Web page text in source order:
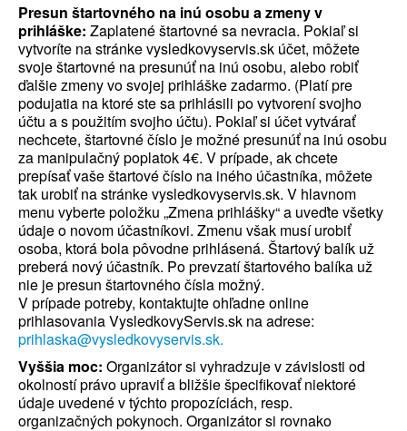
Presun štartovného na inú osobu a zmeny v
prihláške: Zaplatené štartovné sa nevracia. Pokiaľ si
vytvoríte na stránke vysledkovyservis.sk účet, môžete
svoje štartovné na presunúť na inú osobu, alebo robiť
ďalšie zmeny vo svojej prihláške zadarmo. (Platí pre
podujatia na ktoré ste sa prihlásili po vytvorení svojho
účtu a s použitím svojho účtu). Pokiaľ si účet vytvárať
nechcete, štartovné číslo je možné presunúť na inú osobu
za manipulačný poplatok 4€. V prípade, ak chcete
prepísať vaše štartové číslo na iného účastníka, môžete
tak urobiť na stránke vysledkovyservis.sk. V hlavnom
menu vyberte položku „Zmena prihlášky“ a uveďte všetky
údaje o novom účastníkovi. Zmenu však musí urobiť
osoba, ktorá bola pôvodne prihlásená. Štartový balík už
preberá nový účastník. Po prevzatí štartového balíka už
nie je presun štartovného čísla možný.
V prípade potreby, kontaktujte ohľadne online
prihlasovania VysledkovyServis.sk na adrese:
prihlaska@vysledkovyservis.sk.
Vyššia moc: Organizátor si vyhradzuje v závislosti od
okolností právo upraviť a bližšie špecifikovať niektoré
údaje uvedené v týchto propozíciách, resp.
organizačných pokynoch. Organizátor si rovnako